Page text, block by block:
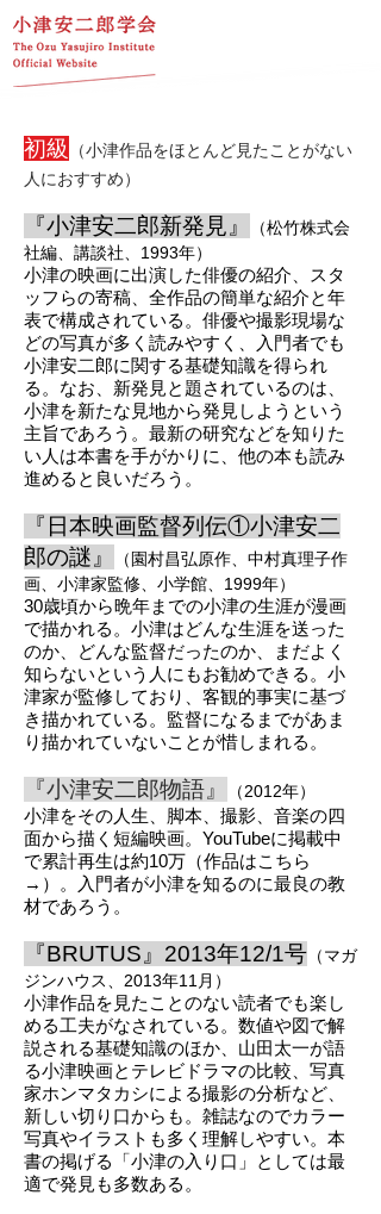
初級
（小津作品をほとんど見たことがない
人 におすすめ）
​『小津安二郎新発見』
（松竹株式会
社編、講談社、1993年）
小津の映画に出演した俳優の紹介、スタ
ッフらの寄稿、全作品の簡単な紹介と年
表で構成されている。俳優や撮影現場な
どの写真が多く読みやすく、入門者でも
小津安二郎に関する基礎知識を得られ
る。なお、新発見と題されているのは、
小津を新たな見地から発見しようという
主旨であろ う。最新の研究などを知りた
い人は本書を手がかりに、他の本も読み
進めると良いだろう。
『日本映画監督列伝①小津安二
郎の謎』
（園村昌弘原作、中村真理子作
画、小津家監修、小学館、1999年）
30歳頃から晩年までの小津の生涯が漫画
で描かれる。小津はどんな生涯を送った
のか、どんな監督だったのか、まだよく
知らないという人にもお勧めできる。 小
津家が監修しており、客観的事実に基づ
き描かれている。監督になるまでがあま
り描かれていないことが惜しまれる。
『小津安二郎物語』 （2012年）
小津をその人生、脚本、撮影、音楽の四
面から描く 短編映画。YouTubeに掲載中
で累計再生は約10万（作品はこちら
→ ）。入門者が小津を知るのに最良の教
材であろう。
『BRUTUS』2013年12/1号 （マガ
ジンハウス、2013年11月）
小津作品を見たことのない読者でも楽し
める工夫がなされている。数値や図で解
説される基礎知識のほか、山田太一が語
る小津映画とテレビドラマの比較、写真
家ホンマタカシによる撮影の分析など、
新しい切り口からも 。雑誌なのでカラー
写真やイラストも多く理解しやすい。本
書の掲げる「小津の入り口」としては最
適で発見も多数ある。